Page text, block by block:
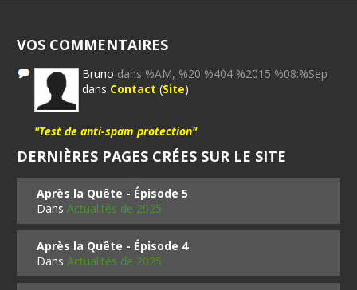
VOS COMMENTAIRES
Bruno dans %AM, %20 %404 %2015 %08:%Sep
dans Contact (Site)
"Test de anti-spam protection"
DERNIÈRES PAGES CRÉES SUR LE SITE
Après la Quête - Épisode 5
DansActualités de 2025
Après la Quête - Épisode 4
DansActualités de 2025